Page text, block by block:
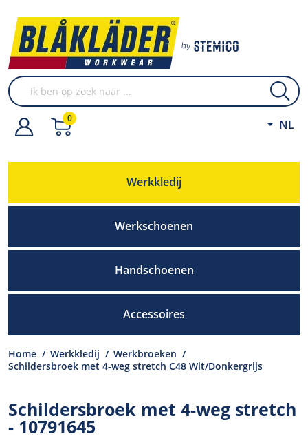
0 NL
Werkkledij
Werkschoenen
Handschoenen
Accessoires
Home / Werkkledij / Werkbroeken /
Schildersbroek met 4-weg stretch C48 Wit/Donkergrijs
Schildersbroek met 4-weg stretch
- 10791645